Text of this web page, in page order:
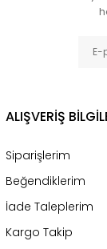
ALIŞVERİŞ
Siparişlerim
Beğendiklerim
İade Taleplerim
Kargo Takip